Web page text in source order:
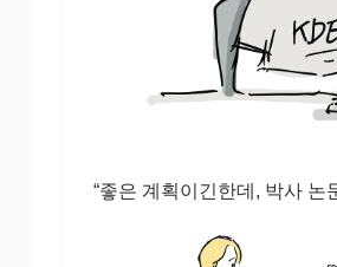
“좋은 계획이긴한데, 박사 논